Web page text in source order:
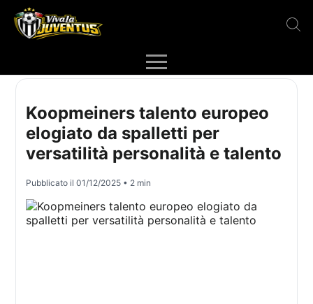
Koopmeiners talento europeo
elogiato da spalletti per
versatilità personalità e talento
Pubblicato il01/12/2025 • 2 min